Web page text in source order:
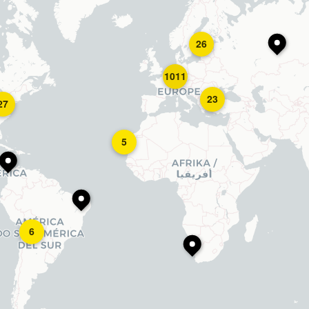
6
26
5
23
1011